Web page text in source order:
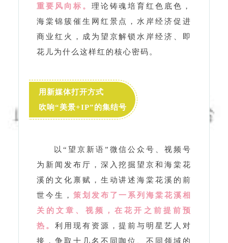
用新媒体打开方式
吹响“美景+IP”的集结号
以“望京新语”微信公众号、视频号
为新闻发布厅，深入挖掘望京和海棠花
关的文章、视频，在花开之前提前预
热。 利用现有资源，提前与明星艺人对
接，争取十几名不同咖位、不同领域的
明星为望京代言， 并特约望京文联主席
刘敏涛出任宣传大使，为花开盛景做好
充足准备。